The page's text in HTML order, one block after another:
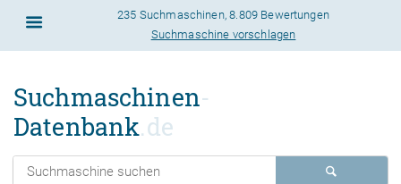
235 Suchmaschinen,8.809 Bewertungen
Suchmaschine vorschlagen
Suchmaschinen-
Datenbank.de